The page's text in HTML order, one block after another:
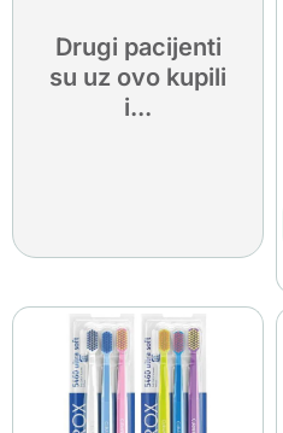
Drugi pacijenti
su uz ovo kupili
i...